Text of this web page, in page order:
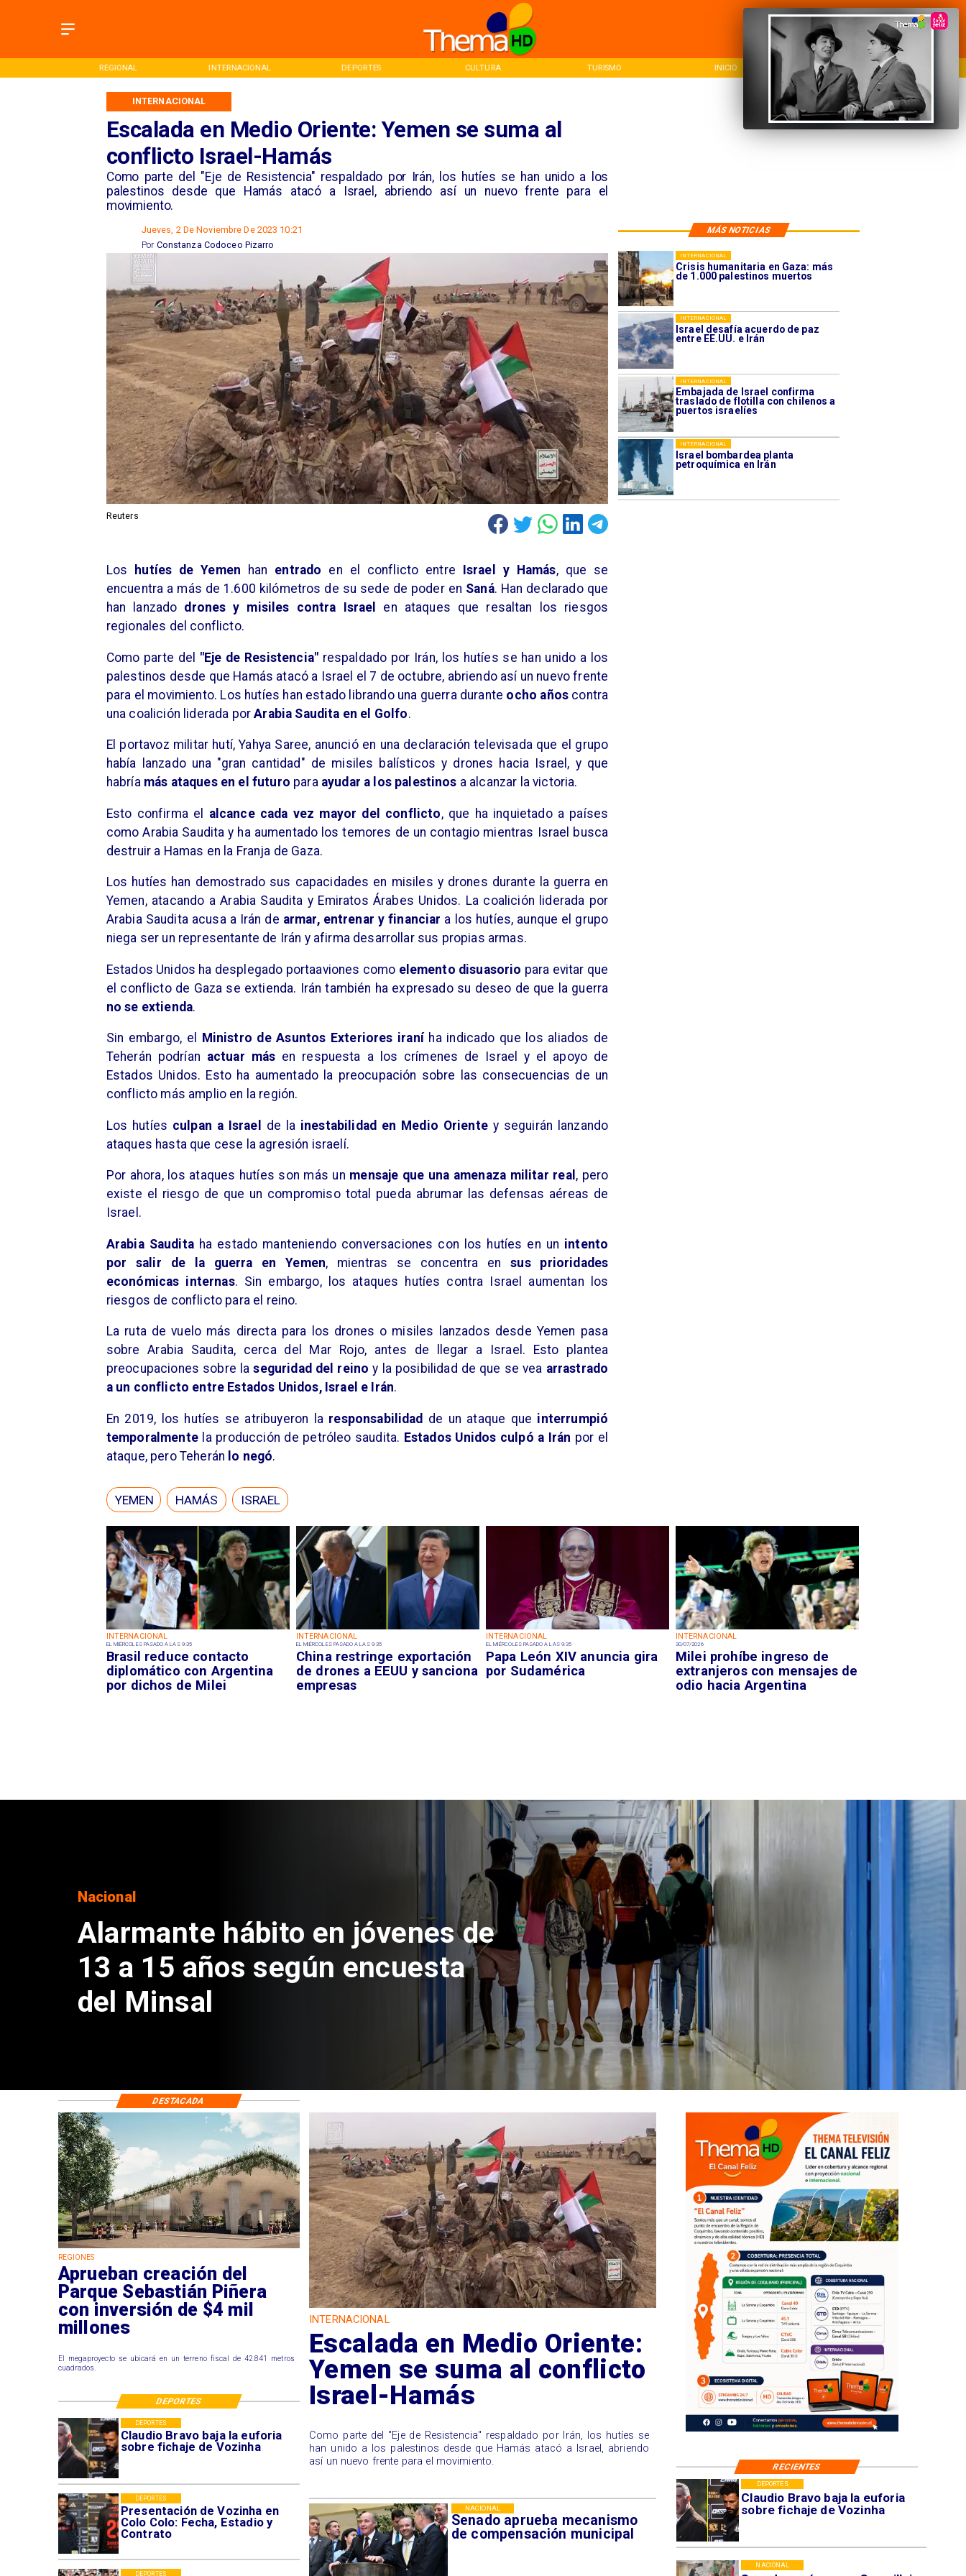
REGIONAL INTERNACIONAL DEPORTES CULTURA TURISMO INICIO NACIONAL
Escalada en Medio Oriente: Yemen se suma al
conflicto Israel-Hamás
Como parte del "Eje de Resistencia" respaldado por Irán, los hutíes se han unido a los
palestinos desde que Hamás atacó a Israel, abriendo así un nuevo frente para el
movimiento.
INTERNACIONAL
MÁS NOTICIAS
Jueves, 2 De Noviembre De 2023 10:21
Constanza Codoceo Pizarro
Por
Reuters
INTERNACIONAL
EL MIÉRCOLES PASADO A LAS 9:35
Brasil reduce contacto
diplomático con Argentina
por dichos de Milei
INTERNACIONAL
EL MIÉRCOLES PASADO A LAS 9:35
China restringe exportación
de drones a EEUU y sanciona
empresas
INTERNACIONAL
EL MIÉRCOLES PASADO A LAS 9:35
Papa León XIV anuncia gira
por Sudamérica
INTERNACIONAL
30/07/2026
Milei prohíbe ingreso de
extranjeros con mensajes de
odio hacia Argentina
Crisis humanitaria en Gaza: más
de 1.000 palestinos muertos
INTERNACIONAL
Israel desafía acuerdo de paz
entre EE.UU. e Irán
INTERNACIONAL
Embajada de Israel confirma
traslado de flotilla con chilenos a
puertos israelíes
INTERNACIONAL
Israel bombardea planta
petroquímica en Irán
INTERNACIONAL
Los hutíes de Yemen han entrado en el conflicto entre Israel y Hamás, que se
encuentra a más de 1.600 kilómetros de su sede de poder en Saná. Han declarado que
han lanzado drones y misiles contra Israel en ataques que resaltan los riesgos
regionales del conflicto.
Como parte del "Eje de Resistencia" respaldado por Irán, los hutíes se han unido a los
palestinos desde que Hamás atacó a Israel el 7 de octubre, abriendo así un nuevo frente
para el movimiento. Los hutíes han estado librando una guerra durante ocho años contra
una coalición liderada porArabia Saudita en el Golfo.
El portavoz militar hutí, Yahya Saree, anunció en una declaración televisada que el grupo
había lanzado una "gran cantidad" de misiles balísticos y drones hacia Israel, y que
habría más ataques en el futuro para ayudar a los palestinos a alcanzar la victoria.
Esto confirma el alcance cada vez mayor del conflicto, que ha inquietado a países
como Arabia Saudita y ha aumentado los temores de un contagio mientras Israel busca
destruir a Hamas en la Franja de Gaza.
Los hutíes han demostrado sus capacidades en misiles y drones durante la guerra en
Yemen, atacando a Arabia Saudita y Emiratos Árabes Unidos. La coalición liderada por
Arabia Saudita acusa a Irán de armar, entrenar y financiar a los hutíes, aunque el grupo
niega ser un representante de Irán y afirma desarrollar sus propias armas.
Estados Unidos ha desplegado portaaviones como elemento disuasorio para evitar que
el conflicto de Gaza se extienda. Irán también ha expresado su deseo de que la guerra
no se extienda.
Sin embargo, el Ministro de Asuntos Exteriores iraníha indicado que los aliados de
Teherán podrían actuar más en respuesta a los crímenes de Israel y el apoyo de
Estados Unidos. Esto ha aumentado la preocupación sobre las consecuencias de un
conflicto más amplio en la región.
Los hutíes culpan a Israel de la inestabilidad en Medio Orientey seguirán lanzando
ataques hasta que cese la agresión israelí.
Por ahora, los ataques hutíes son más un mensaje que una amenaza militar real , pero
existe el riesgo de que un compromiso total pueda abrumar las defensas aéreas de
Israel.
Arabia Sauditaha estado manteniendo conversaciones con los hutíes en un intento
por salir de la guerra en Yemen, mientras se concentra ensus prioridades
económicas internas. Sin embargo, los ataques hutíes contra Israel aumentan los
riesgos de conflicto para el reino.
La ruta de vuelo más directa para los drones o misiles lanzados desde Yemen pasa
sobre Arabia Saudita, cerca del Mar Rojo, antes de llegar a Israel. Esto plantea
preocupaciones sobre laseguridad del reinoy la posibilidad de que se vea arrastrado
a un conflicto entre Estados Unidos, Israel e Irán.
En 2019, los hutíes se atribuyeron la responsabilidad de un ataque que interrumpió
temporalmente la producción de petróleo saudita. Estados Unidos culpó a Irán por el
ataque, pero Teherán lo negó.
YEMEN HAMÁS ISRAEL
Regiones
Aprueban creación del Parque
Sebastián Piñera con inversión
de $4 mil millones
Claudio Bravo baja la euforia
sobre fichaje de Vozinha
DEPORTES
NACIONAL
Claudio Bravo baja la euforia
sobre fichaje de Vozinha
DEPORTES
Presentación de Vozinha en
Colo Colo: Fecha, Estadio y
Contrato
DEPORTES
DEPORTES
Senado aprueba mecanismo
de compensación municipal
NACIONAL
REGIONES
Aprueban creación del
Parque Sebastián Piñera
con inversión de $4 mil
millones
El megaproyecto se ubicará en un terreno fiscal de 42.841 metros
cuadrados.
INTERNACIONAL
Escalada en Medio Oriente:
Yemen se suma al conflicto
Israel-Hamás
Como parte del "Eje de Resistencia" respaldado por Irán, los hutíes se
han unido a los palestinos desde que Hamás atacó a Israel, abriendo
así un nuevo frente para el movimiento.
RECIENTES
DESTACADA
DEPORTES